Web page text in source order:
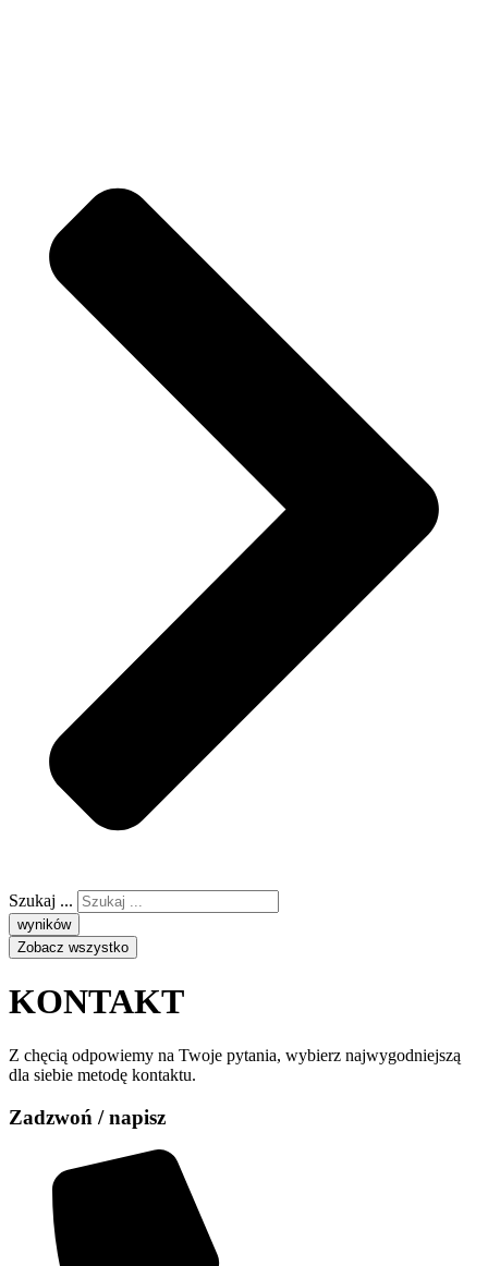
Szukaj ...
wyników
Zobacz wszystko
KONTAKT
Z chęcią odpowiemy na Twoje pytania, wybierz najwygodniejszą
dla siebie metodę kontaktu.
Zadzwoń / napisz